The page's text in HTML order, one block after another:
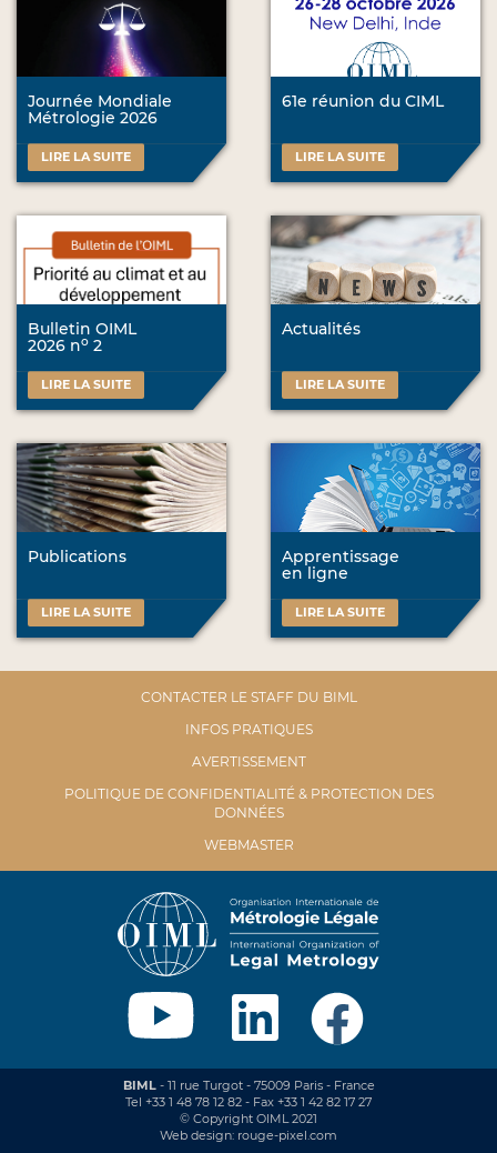
Journée Mondiale
Métrologie 2026
LIRE LA SUITE
61e réunion du CIML
LIRE LA SUITE
Bulletin OIML
2026 no 2
LIRE LA SUITE
Actualités
LIRE LA SUITE
Publications
LIRE LA SUITE
Apprentissage
en ligne
LIRE LA SUITE
CONTACTER LE STAFF DU BIML
INFOS PRATIQUES
AVERTISSEMENT
POLITIQUE DE CONFIDENTIALITÉ & PROTECTION DES
DONNÉES
WEBMASTER
BIML- 11 rue Turgot - 75009 Paris - France
Tel +33 1 48 78 12 82 - Fax +33 1 42 82 17 27
© Copyright OIML 2021
Web design: rouge-pixel.com